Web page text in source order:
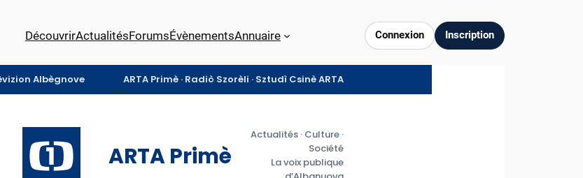
DécouvrirActualitésForumsÉvènementsAnnuaire Connexion Inscription
Albègnove ARTA Primè · Radiò Szorèli · Sztudì Csinè ARTA
ARTA Primè
Actualités · Culture ·
Société
La voix publique